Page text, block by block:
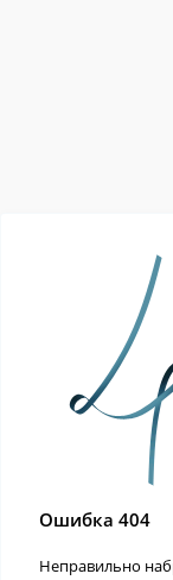
Ошибка 404
Неправильно